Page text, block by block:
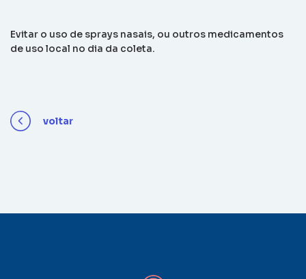
Evitar o uso de sprays nasais, ou outros medicamentos
de uso local no dia da coleta.
voltar